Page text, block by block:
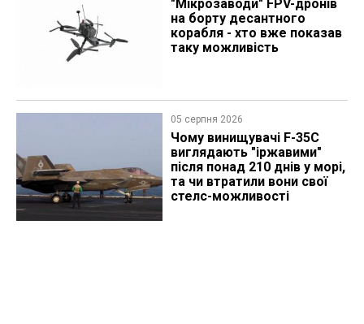
"Мікрозаводи" FPV-дронів
на борту десантного
корабля - хто вже показав
таку можливість
05 серпня 2026
Чому винищувачі F-35C
виглядають "іржавими"
після понад 210 днів у морі,
та чи втратили вони свої
стелс-можливості